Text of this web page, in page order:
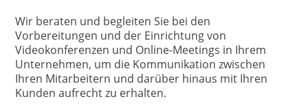
Wir beraten und begleiten Sie bei den
Vorbereitungen und der Einrichtung von
Videokonferenzen und Online-Meetings in Ihrem
Unternehmen, um die Kommunikation zwischen
Ihren Mitarbeitern und darüber hinaus mit Ihren
Kunden aufrecht zu erhalten.